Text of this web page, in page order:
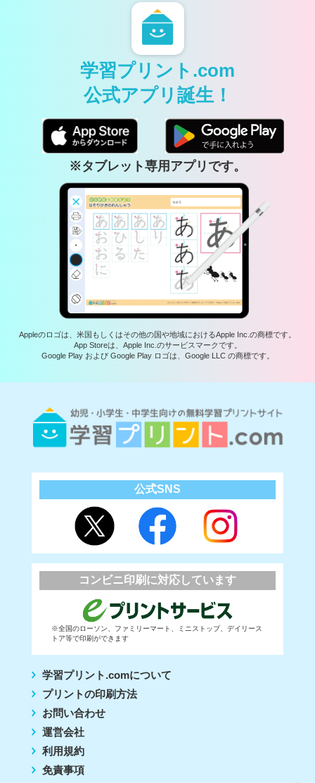
学習プリント.com
公式アプリ誕生！
※タブレット専用アプリです。
Appleのロゴは、米国もしくはその他の国や地域におけるApple Inc.の商標です。
App Storeは、Apple Inc.のサービスマークです。
Google Play および Google Play ロゴは、Google LLC の商標です。
公式SNS
コンビニ印刷に対応しています
※全国のローソン、ファミリーマート、ミニストップ、デイリース
トア等で印刷ができます
学習プリント.comについて
プリントの印刷方法
お問い合わせ
運営会社
利用規約
免責事項